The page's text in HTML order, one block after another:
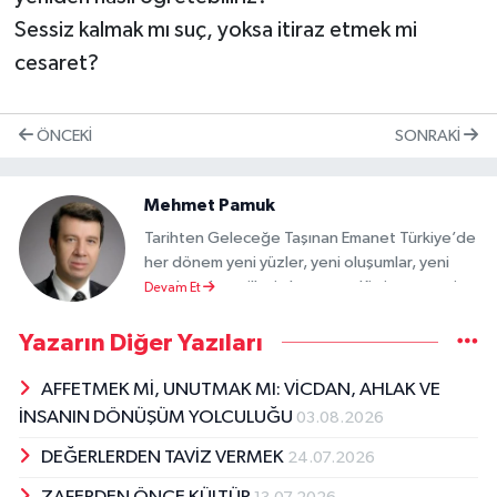
Sessiz kalmak mı suç, yoksa itiraz etmek mi
cesaret?
ÖNCEKI SONRAKI
Mehmet Pamuk
Tarihten Geleceğe Taşınan Emanet Türkiye’de
her dönem yeni yüzler, yeni oluşumlar, yeni
vaatler çıkar milletin karşısına. Kimi umut verir,
sahnededir. Fakat biz esas soruyu
unutmamalıyız: Bu hareketlerin, bu sözlerin,
bu iddiaların merkezinde Türk Milleti var mı?
Veya daha açık soralım: Türklük bu denklemde
yalnızca bir kimlik meselesi değildir. Bir
Devam Et
Yazarın Diğer Yazıları
AFFETMEK Mİ, UNUTMAK MI: VİCDAN, AHLAK VE
İNSANIN DÖNÜŞÜM YOLCULUĞU 03.08.2026
DEĞERLERDEN TAVİZ VERMEK 24.07.2026